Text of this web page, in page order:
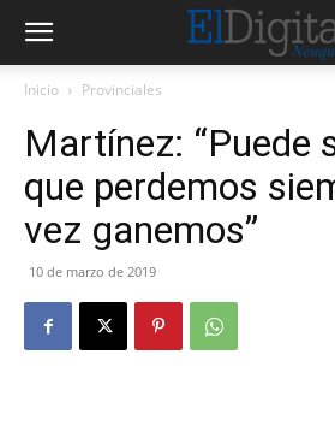
Inicio Provinciales
Martínez: “Puede
que perdemos
vez ganemos”
10 de marzo de 2019